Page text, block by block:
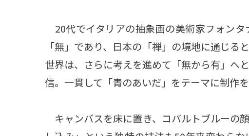
20代でイタリアの抽象画の美術家フォン
「無」であり、日本の「禅」の境地に通じ
世界は、さらに考えを進めて「無から有」へ
信。一貫して「青のあいだ」をテーマに制作を
キャンバスを床に置き、コバルトブルーの